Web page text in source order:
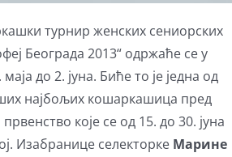
турнир женских сениорских
Београда 2013“ одржаће се у
до 2. јуна. Биће то је једна од
најбољих кошаркашица пред
које се од 15. до 30. јуна
Изабранице селекторке Марине